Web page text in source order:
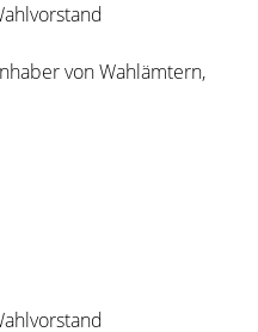
von Wahlämtern,